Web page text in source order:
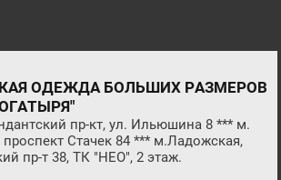
ОДЕЖДА БОЛЬШИХ РАЗМЕРОВ
пр-кт, ул. Ильюшина 8 *** м.
Стачек 84 *** м.Ладожская,
пр-т 38, ТК "НЕО", 2 этаж.